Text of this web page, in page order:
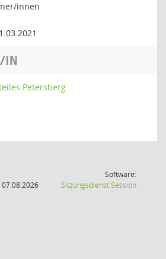
innen
IN
Petersberg
Software:
SitzungsdienstSession(Wird in